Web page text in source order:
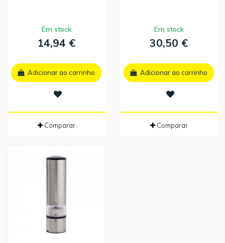
Em stock
14,94 €
Adicionar ao carrinho
Comparar
Em stock
30,50 €
Adicionar ao carrinho
Comparar